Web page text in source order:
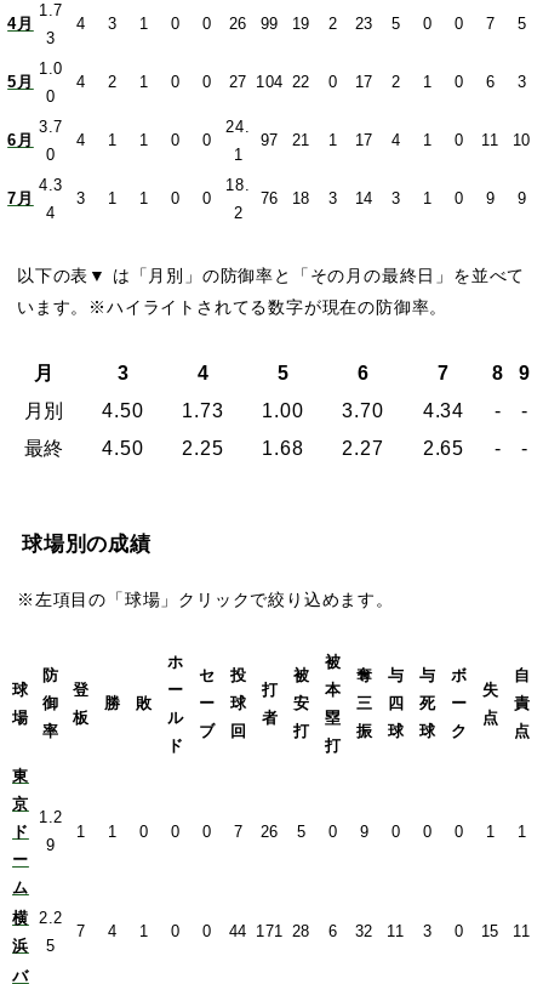
4月
1.7
3
4 3 1 0 0 26 99 19 2 23 5 0 0 7 5
5月
1.0
0
4 2 1 0 0 27 104 22 0 17 2 1 0 6 3
6月
3.7
0
4 1 1 0 0
24.
1
97 21 1 17 4 1 0 11 10
7月
4.3
4
3 1 1 0 0
18.
2
76 18 3 14 3 1 0 9 9
以下の表▼ は「月別」の防御率と「その月の最終日」を並べて
います。※ハイライトされてる数字が現在の防御率。
月 3 4 5 6 7 8
9
月別
4.50 1.73 1.00 3.70 4.34 -
-
最終
4.50 2.25 1.68 2.27 2.65 - -
球場別の成績
※左項目の「球場」クリックで絞り込めます。
球
場
防
御
率
登
板
勝 敗
ホ
ー
ル
ド
セ
ー
ブ
投
球
回
打
者
被
安
打
被
本
塁
打
奪
三
振
与
四
球
与
死
球
ボ
ー
ク
失
点
自
責
点
東
京
ド
ー
ム
1.2
9
1 1 0 0 0 7 26 5 0 9 0 0 0 1 1
横
浜
2.2
5
7 4 1 0 0 44 171 28 6 32 11 3 0 15 11
バ